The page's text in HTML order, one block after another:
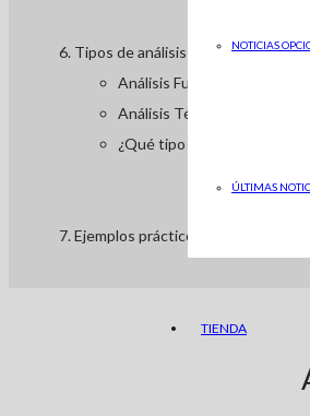
NOTICIAS
ÚLTIMAS
TIENDA
Tipos de análisis en Forex
Análisis Fundamental en
Análisis Técnico en Forex
¿Qué tipo de análisis es
Ejemplos prácticos de inversión en